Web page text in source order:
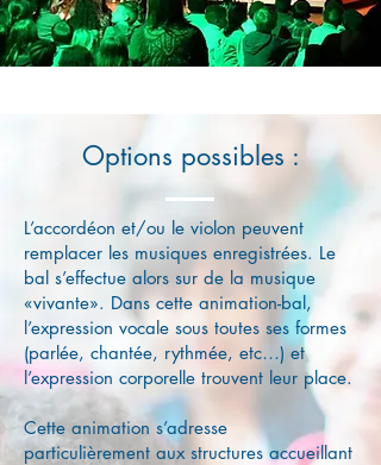
Options possibles :
L’accordéon et/ou le violon peuvent
remplacer les musiques enregistrées. Le
bal s’effectue alors sur de la musique
«vivante». Dans cette animation-bal,
l’expression vocale sous toutes ses formes
(parlée, chantée, rythmée, etc…) et
l’expression corporelle trouvent leur place.
Cette animation s’adresse
particulièrement aux structures accueillant